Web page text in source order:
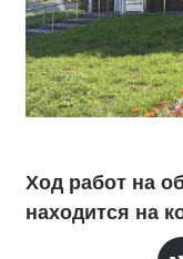
Ход работ на
находится на